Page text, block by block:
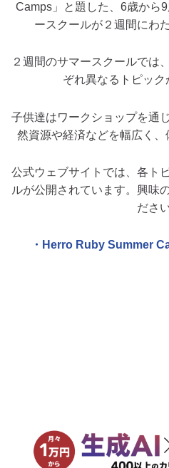
Camps」と題した、6歳から
ースクールが２週間にわ
２週間のサマースクールでは
ぞれ異なるトピック
子供達はワークショップを通
然資源や経済などを幅広く、
公式ウェブサイトでは、各ト
ルが公開されています。興味
ださい
・Herro Ruby Summer